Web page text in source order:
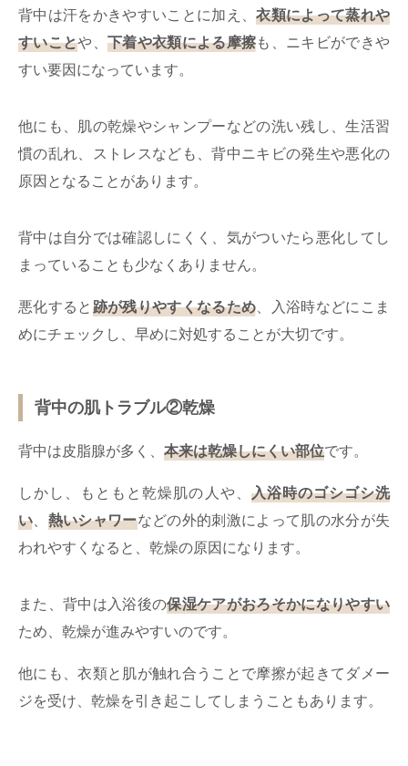
背中は汗をかきやすいことに加え、衣類によって蒸れや
すいことや、下着や衣類による摩擦も、ニキビができや
すい要因になっています。
他にも、肌の乾燥やシャンプーなどの洗い残し、生活習
慣の乱れ、ストレスなども、背中ニキビの発生や悪化の
原因となることがあります。
背中は自分では確認しにくく、気がついたら悪化してし
まっていることも少なくありません。
悪化すると 跡が残りやすくなるため 、入浴時などにこま
めにチェックし、早めに対処することが大切です。
背中の肌トラブル②乾燥
背中は皮脂腺が多く、 本来は乾燥しにくい部位です。
しかし、もともと乾燥肌の人や、 入浴時のゴシゴシ洗
い
熱いシャワーなどの外的刺激によって肌の水分が失
われやすくなると、乾燥の原因になります。
また、背中は入浴後の保湿ケアがおろそかになりやすい
ため、乾燥が進みやすいのです。
他にも、衣類と肌が触れ合うことで摩擦が起きてダメー
ジを受け、乾燥を引き起こしてしまうこともあります。